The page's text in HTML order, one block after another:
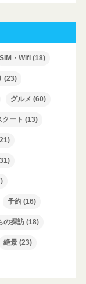
SIM・Wifi(18)
(23)
グルメ (60)
クート (13)
予約(16)
の探訪(18)
絶景(23)